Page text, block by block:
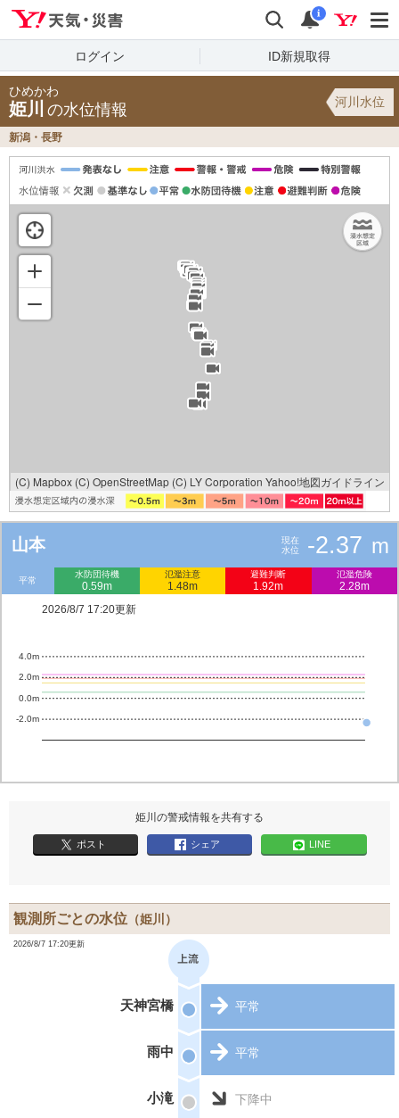
検索 通知
i
ログイン ID新規取得
ひめかわ
姫川 の水位情報 河川水位
新潟・長野
(C) Mapbox (C) OpenStreetMap (C) LY Corporation Yahoo!地図ガイドライン
山本
現在
水位
-2.37 m
平常
水防団待機
0.59m
氾濫注意
1.48m
避難判断
1.92m
氾濫危険
2.28m
2026/8/7 17:20更新
-2.0m
0.0m
2.0m
4.0m
姫川の警戒情報を共有する
ポスト シェア LINE
観測所ごとの水位 （姫川）
2026/8/7 17:20更新
天神宮橋 平常
雨中 平常
小滝 下降中